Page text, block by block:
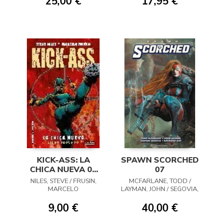
KICK-ASS: LA
CHICA NUEVA 02
(PRECIO
REBAJADO)
NILES, STEVE / FRUSIN,
MARCELO
9,00 €
SPAWN SCORCHED
07
MCFARLANE, TODD /
LAYMAN, JOHN / SEGOVIA,
DUDU
40,00 €